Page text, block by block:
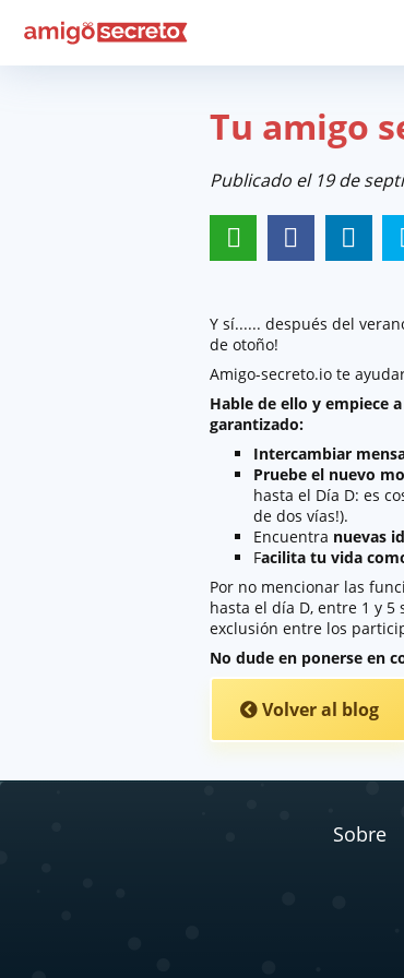
Tu amigo
Publicado el 19 de
Y sí...... después del
de otoño!
Amigo-secreto.io te
Hable de ello y empiece
garantizado:
Intercambiar
Pruebe el nuevo
hasta el Día D: es
de dos vías!).
Encuentra nuevas
Facilita tu vida
Por no mencionar las
hasta el día D, entre 1 y
exclusión entre los
No dude en ponerse en
Volver al blog
Sobre